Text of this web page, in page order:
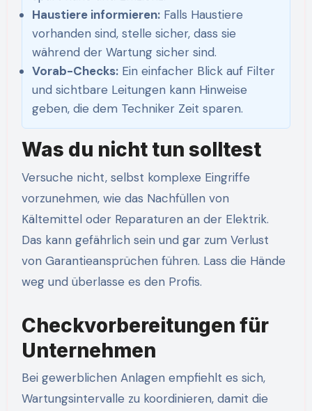
Haustiere informieren:Falls Haustiere
vorhanden sind, stelle sicher, dass sie
während der Wartung sicher sind.
Vorab-Checks:Ein einfacher Blick auf Filter
und sichtbare Leitungen kann Hinweise
geben, die dem Techniker Zeit sparen.
Was du nicht tun solltest
Versuche nicht, selbst komplexe Eingriffe
vorzunehmen, wie das Nachfüllen von
Kältemittel oder Reparaturen an der Elektrik.
Das kann gefährlich sein und gar zum Verlust
von Garantieansprüchen führen. Lass die Hände
weg und überlasse es den Profis.
Checkvorbereitungen für
Unternehmen
Bei gewerblichen Anlagen empfiehlt es sich,
Wartungsintervalle zu koordinieren, damit die